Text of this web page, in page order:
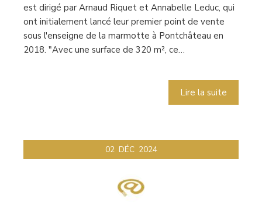
est dirigé par Arnaud Riquet et Annabelle Leduc, qui
ont initialement lancé leur premier point de vente
sous l'enseigne de la marmotte à Pontchâteau en
2018. "Avec une surface de 320 m², ce…
Lire la suite
02 DÉC 2024